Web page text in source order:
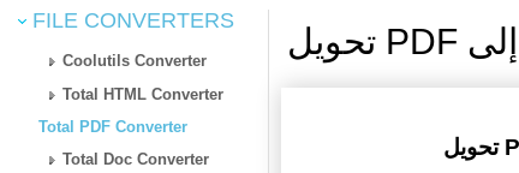
FILE CONVERTERS
Coolutils Converter
Total HTML Converter
Total PDF Converter
Total Doc Converter